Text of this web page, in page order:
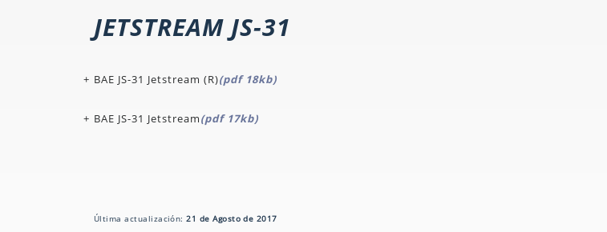
JETSTREAM JS-31
BAE JS-31 Jetstream (R)(pdf 18kb)
BAE JS-31 Jetstream(pdf 17kb)
Última actualización:21 de Agosto de 2017